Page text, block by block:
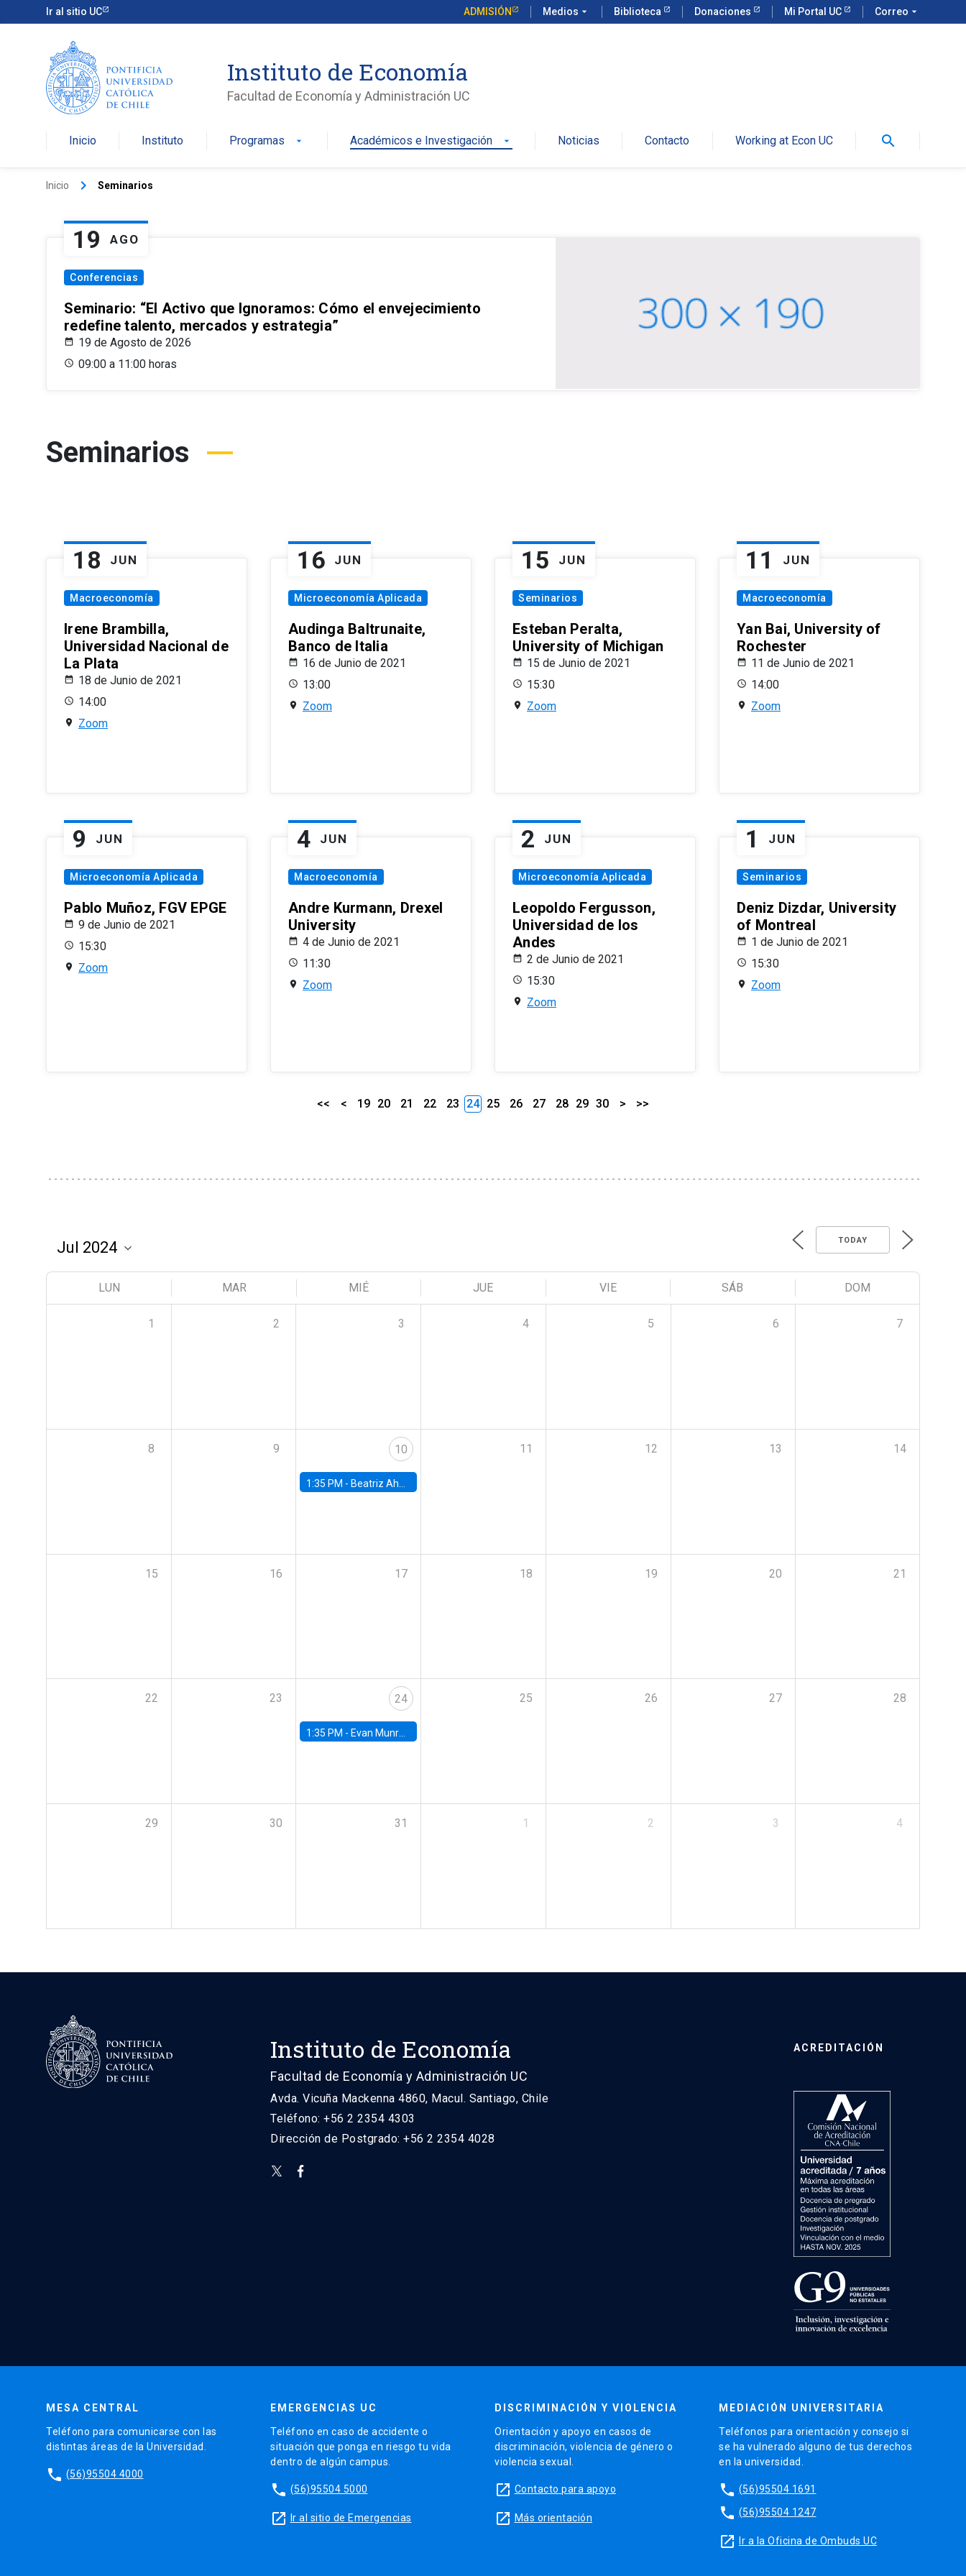
Ir al sitio UC ADMISIÓN Medios arrow_drop_down Biblioteca Donaciones Mi Portal UC Correo arrow_drop_down
Instituto de Economía
Facultad de Economía y Administración UC
Inicio Instituto Programas arrow_drop_down Académicos e Investigación arrow_drop_down Noticias Contacto Working at Econ UC search
Inicio keyboard_arrow_right Seminarios
19 AGO
Conferencias
Seminario: “El Activo que Ignoramos: Cómo el envejecimiento
redefine talento, mercados y estrategia”
19 de Agosto de 2026
09:00 a 11:00 horas
Seminarios
18 JUN
Macroeconomía
Irene Brambilla,
Universidad Nacional de
La Plata
18 de Junio de 2021
14:00
Zoom
16 JUN
Microeconomía Aplicada
Audinga Baltrunaite,
Banco de Italia
16 de Junio de 2021
13:00
Zoom
15 JUN
Seminarios
Esteban Peralta,
University of Michigan
15 de Junio de 2021
15:30
Zoom
11 JUN
Macroeconomía
Yan Bai, University of
Rochester
11 de Junio de 2021
14:00
Zoom
9 JUN
Microeconomía Aplicada
Pablo Muñoz, FGV EPGE
9 de Junio de 2021
15:30
Zoom
4 JUN
Macroeconomía
Andre Kurmann, Drexel
University
4 de Junio de 2021
11:30
Zoom
2 JUN
Microeconomía Aplicada
Leopoldo Fergusson,
Universidad de los
Andes
2 de Junio de 2021
15:30
Zoom
1 JUN
Seminarios
Deniz Dizdar, University
of Montreal
1 de Junio de 2021
15:30
Zoom
<< < 19 20 21 22 23 24 25 26 27 28 29 30 > >>
TODAY
LUN MAR MIÉ JUE VIE SÁB DOM
1 2 3 4 5 6 7
8 9 10
1:35 PM - Beatriz Ahumada, PhD candidate, Universidad de Pittsburgh
11 12 13 14
15 16 17 18 19 20 21
22 23 24
1:35 PM - Evan Munro, Neyman Visiting Assistant Professor in the Department of Statistics at UC Berkeley
25 26 27 28
29 30 31 1 2 3 4
Instituto de Economía
Facultad de Economía y Administración UC
Avda. Vicuña Mackenna 4860, Macul. Santiago, Chile
Teléfono: +56 2 2354 4303
Dirección de Postgrado: +56 2 2354 4028
ACREDITACIÓN
MESA CENTRAL
Teléfono para comunicarse con las
distintas áreas de la Universidad.
phone (56)95504 4000
EMERGENCIAS UC
Teléfono en caso de accidente o
situación que ponga en riesgo tu vida
dentro de algún campus.
phone (56)95504 5000
launch Ir al sitio de Emergencias
DISCRIMINACIÓN Y VIOLENCIA
Orientación y apoyo en casos de
discriminación, violencia de género o
violencia sexual.
launch Contacto para apoyo
launch Más orientación
MEDIACIÓN UNIVERSITARIA
Teléfonos para orientación y consejo si
se ha vulnerado alguno de tus derechos
en la universidad.
phone (56)95504 1691
phone (56)95504 1247
launch Ir a la Oficina de Ombuds UC